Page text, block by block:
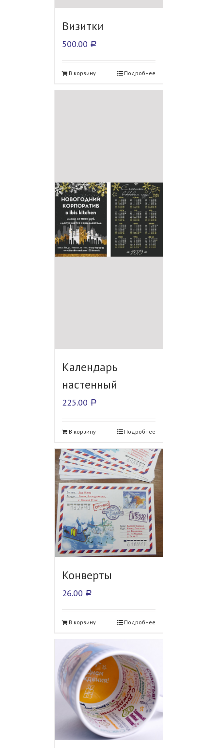
Визитки
500.00 Р
В корзину Подробнее
Календарь
настенный
225.00 Р
В корзину Подробнее
Конверты
26.00 Р
В корзину Подробнее